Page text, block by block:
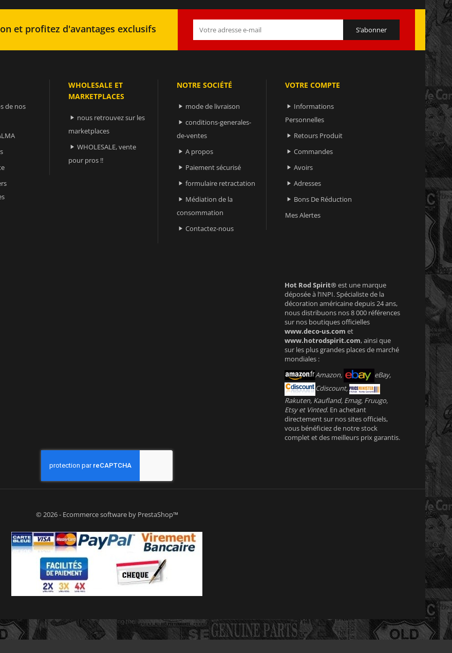
et profitez d'avantages exclusifs
de nos
WHOLESALE ET
MARKETPLACES
 nous retrouvez sur les
marketplaces
 WHOLESALE, vente
pour pros !!
NOTRE SOCIÉTÉ
 mode de livraison
 conditions-generales-
de-ventes
 A propos
 Paiement sécurisé
 formulaire retractation
 Médiation de la
consommation
 Contactez-nous
VOTRE COMPTE
 Informations
Personnelles
 Retours Produit
 Commandes
 Avoirs
 Adresses
 Bons De Réduction
Mes Alertes
Hot Rod Spirit®est une marque
déposée à l’INPI. Spécialiste de la
décoration américaine depuis 24 ans,
nous distribuons nos 8 000 références
sur nos boutiques officielles
www.deco-us.com et
www.hotrodspirit.com, ainsi que
sur les plus grandes places de marché
mondiales :
Amazon,
eBay,
Cdiscount,
Rakuten, Kaufland, Emag, Fruugo,
Etsy et Vinted. En achetant
directement sur nos sites officiels,
vous bénéficiez de notre stock
complet et des meilleurs prix garantis.
© 2026 - Ecommerce software by PrestaShop™